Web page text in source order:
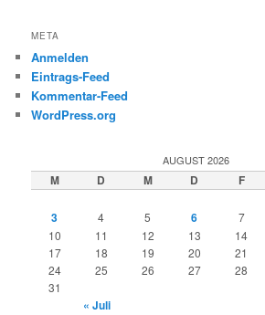
META
Anmelden
Eintrags-Feed
Kommentar-Feed
WordPress.org
AUGUST 2026
M D M D F
3 4 5 6 7
10
11 12 13 14
17
18 19 20 21
24
25 26 27 28
31
« Juli